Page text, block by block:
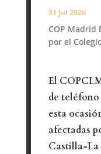
31 Jul 2026
COP Madrid
por el
El
de
esta
afectadas
Castilla-La